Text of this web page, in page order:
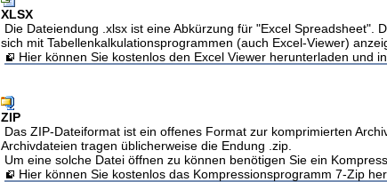
XLSX
Die Dateiendung .xlsx ist eine Abkürzung für "Excel Spreadsheet".
sich mit Tabellenkalkulationsprogrammen (auch Excel-Viewer)
Hier können Sie kostenlos den Excel Viewer herunterladen und
ZIP
Das ZIP-Dateiformat ist ein offenes Format zur komprimierten
Archivdateien tragen üblicherweise die Endung .zip.
Um eine solche Datei öffnen zu können benötigen Sie ein
Hier können Sie kostenlos das Kompressionsprogramm 7-Zip